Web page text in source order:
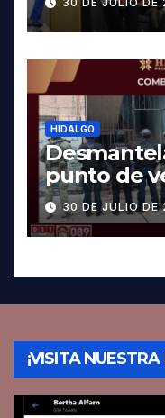
HIDALGO
punto de
Pachuca;
30 DE JULIO DE
¡VISITA